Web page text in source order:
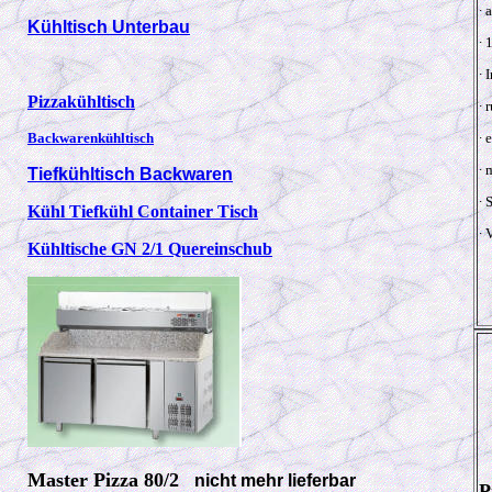
Kühltisch Unterbau
Pizzakühltisch
Backwarenkühltisch
Tiefkühltisch Backwaren
Kühl Tiefkühl Container Tisch
Kühltische GN 2/1 Quereinschub
Master Pizza 80/2nicht mehr lieferbar
∙
∙
∙
∙
∙
∙
∙
∙